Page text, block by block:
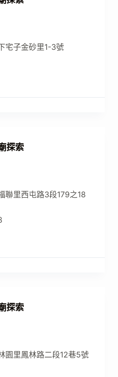
宅子金砂里1-3號
探索
聯里西屯路3段179之18
探索
園里鳳林路二段12巷5號